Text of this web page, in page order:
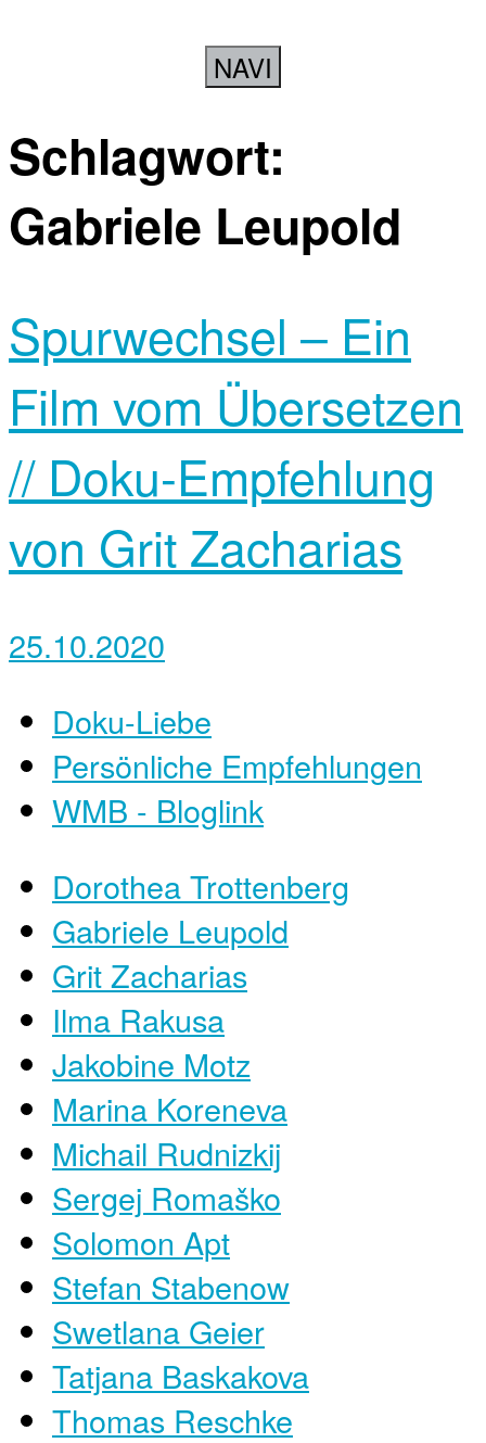
NAVI
Schlagwort:
Gabriele Leupold
Spurwechsel – Ein
Film vom Übersetzen
// Doku-Empfehlung
von ‎Grit Zacharias
25.10.2020
Doku-Liebe
Persönliche Empfehlungen
WMB - Bloglink
Dorothea Trottenberg
Gabriele Leupold
Grit Zacharias
Ilma Rakusa
Jakobine Motz
Marina Koreneva
Michail Rudnizkij
Sergej Romaško
Solomon Apt
Stefan Stabenow
Swetlana Geier
Tatjana Baskakova
Thomas Reschke